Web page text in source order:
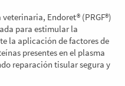
Endoret® (PRGF®)
para estimular la
la aplicación de factores de
presentes en el plasma
reparación tisular segura y